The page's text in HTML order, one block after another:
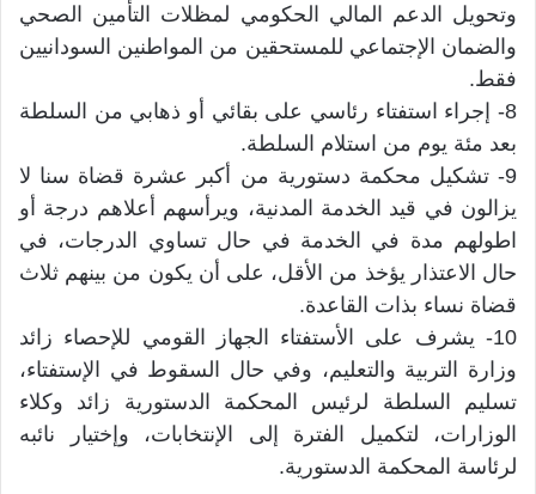
وتحويل الدعم المالي الحكومي لمظلات التأمين الصحي
والضمان الإجتماعي للمستحقين من المواطنين السودانيين
فقط.
8- إجراء استفتاء رئاسي على بقائي أو ذهابي من السلطة
بعد مئة يوم من استلام السلطة.
9- تشكيل محكمة دستورية من أكبر عشرة قضاة سنا لا
يزالون في قيد الخدمة المدنية، ويرأسهم أعلاهم درجة أو
اطولهم مدة في الخدمة في حال تساوي الدرجات، في
حال الاعتذار يؤخذ من الأقل، على أن يكون من بينهم ثلاث
قضاة نساء بذات القاعدة.
10- يشرف على الأستفتاء الجهاز القومي للإحصاء زائد
وزارة التربية والتعليم، وفي حال السقوط في الإستفتاء،
تسليم السلطة لرئيس المحكمة الدستورية زائد وكلاء
الوزارات، لتكميل الفترة إلى الإنتخابات، وإختيار نائبه
لرئاسة المحكمة الدستورية.